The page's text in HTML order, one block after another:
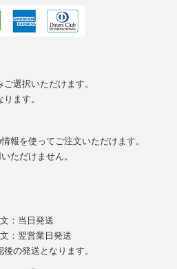
選択いただけます。
ます。
報を使ってご注文いただけます。
ただけません。
：当日発送
：翌営業日発送
の発送となります。